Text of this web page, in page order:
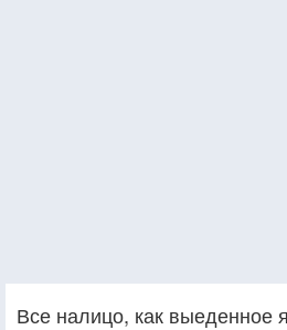
Все налицо, как выеденное